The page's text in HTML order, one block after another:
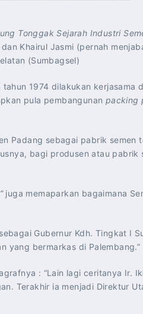
Tonggak Sejarah Industri
Khairul Jasmi (pernah
(Sumbagsel)
1974 dilakukan kerjasama
pula pembangunan packing
Padang sebagai pabrik semen
bagi produsen atau pabrik
juga memaparkan bagaimana
Gubernur Kdh. Tingkat I
yang bermarkas di Palembang.”
: “Lain lagi ceritanya Ir.
Terakhir ia menjadi Direktur